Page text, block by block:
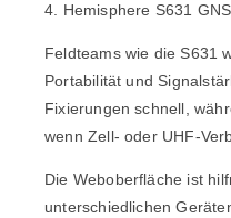
4. Hemisphere S631
Feldteams wie die S631
Portabilität und
Fixierungen schnell,
wenn Zell- oder UHF-
Die Weboberfläche ist
unterschiedlichen